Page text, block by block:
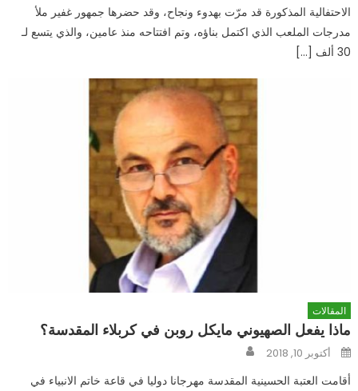
الاحتفالية المذكورة قد مرّت بهدوء ونجاح، وقد حضرها جمهور غفير ملأ
مدرجات الملعب الذي اكتمل بناؤه، وتم افتتاحه منذ عامين، والذي يتسع لـ
30 ألف […]
المقالات
ماذا يفعل الصهيوني مايكل روبن في كربلاء المقدسة؟
Posted
onأكتوبر 10, 2018
أقامت العتبة الحسينية المقدسة مهرجانا دوليا في قاعة خاتم الانبياء في